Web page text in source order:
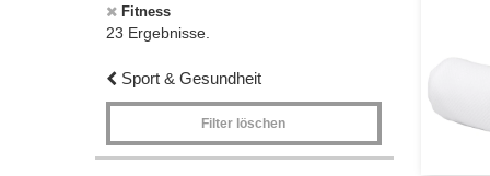
Fitness
23 Ergebnisse.
Sport & Gesundheit
Filter löschen